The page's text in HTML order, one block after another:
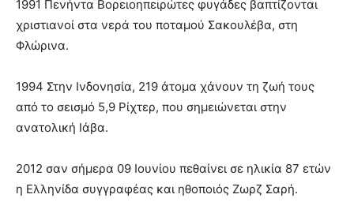
1991 Πενήντα Βορειοηπειρώτες φυγάδες βαπτίζονται
χριστιανοί στα νερά του ποταμού Σακουλέβα, στη
Φλώρινα.
1994 Στην Ινδονησία, 219 άτομα χάνουν τη ζωή τους
από το σεισμό 5,9 Ρίχτερ, που σημειώνεται στην
ανατολική Ιάβα.
2012 σαν σήμερα 09 Ιουνίου πεθαίνει σε ηλικία 87 ετών
η Ελληνίδα συγγραφέας και ηθοποιός Ζωρζ Σαρή.